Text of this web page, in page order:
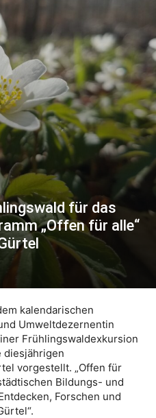
für das
„Offen für alle“
kalendarischen
Umweltdezernentin
Frühlingswaldexkursion
diesjährigen
vorgestellt. „Offen für
Bildungs- und
Forschen und